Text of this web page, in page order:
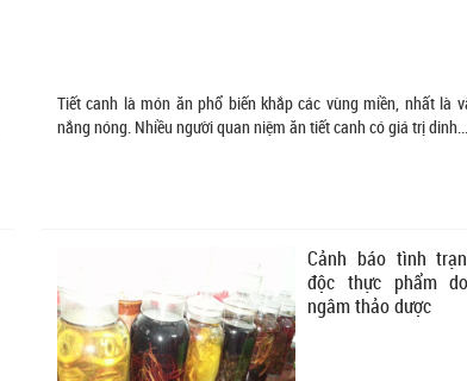
Tiết canh là món ăn phổ biến khắp các vùng miền, nhất là
nắng nóng. Nhiều người quan niệm ăn tiết canh có giá trị dinh...
Cảnh báo tình
độc thực phẩm
ngâm thảo dược